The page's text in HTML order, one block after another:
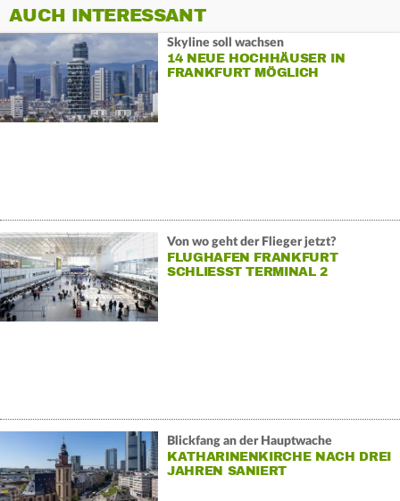
AUCH INTERESSANT
Skyline soll wachsen
14 NEUE HOCHHÄUSER IN
FRANKFURT MÖGLICH
Von wo geht der Flieger jetzt?
FLUGHAFEN FRANKFURT
SCHLIESST TERMINAL 2
Blickfang an der Hauptwache
KATHARINENKIRCHE NACH DREI
JAHREN SANIERT